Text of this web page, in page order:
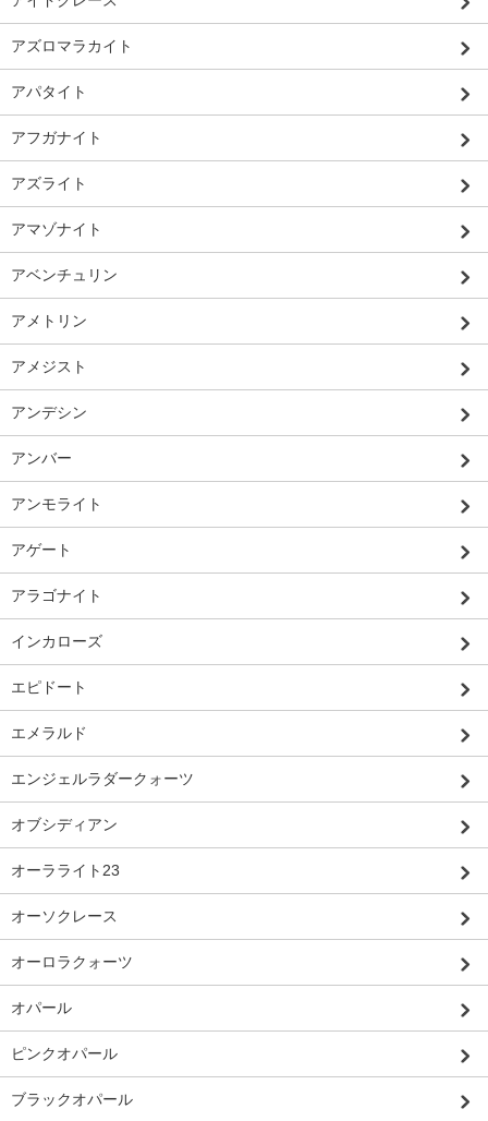
アズロマラカイト
アパタイト
アフガナイト
アズライト
アマゾナイト
アベンチュリン
アメトリン
アメジスト
アンデシン
アンバー
アンモライト
アゲート
アラゴナイト
インカローズ
エピドート
エメラルド
エンジェルラダークォーツ
オブシディアン
オーラライト23
オーソクレース
オーロラクォーツ
オパール
ピンクオパール
ブラックオパール